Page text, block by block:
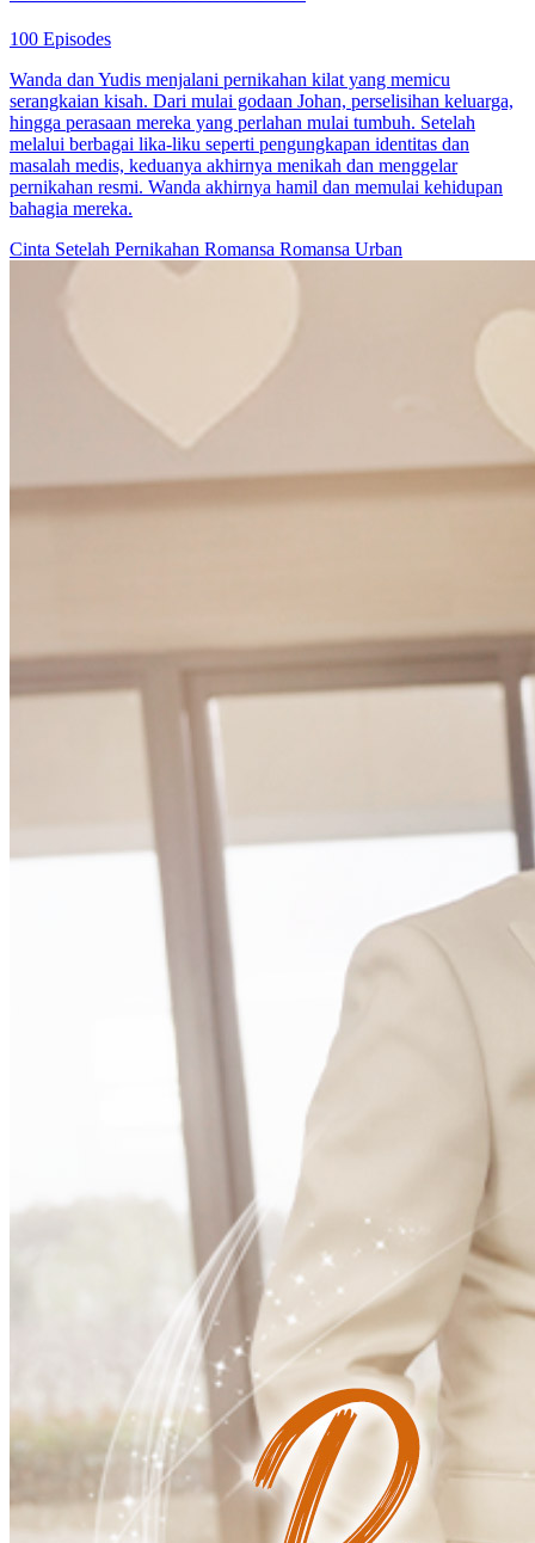
100 Episodes
Wanda dan Yudis menjalani pernikahan kilat yang memicu
serangkaian kisah. Dari mulai godaan Johan, perselisihan keluarga,
hingga perasaan mereka yang perlahan mulai tumbuh. Setelah
melalui berbagai lika-liku seperti pengungkapan identitas dan
masalah medis, keduanya akhirnya menikah dan menggelar
pernikahan resmi. Wanda akhirnya hamil dan memulai kehidupan
bahagia mereka.
Cinta Setelah Pernikahan Romansa Romansa Urban